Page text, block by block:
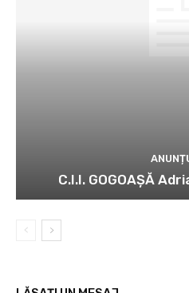
C.I.I. GOGOAŞĂ